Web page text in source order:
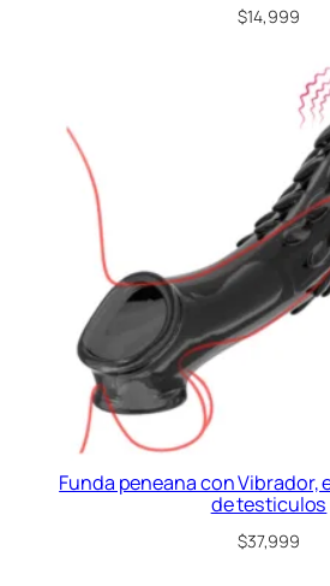
$14,999
Funda peneana con Vibrador,
de testiculos
$37,999